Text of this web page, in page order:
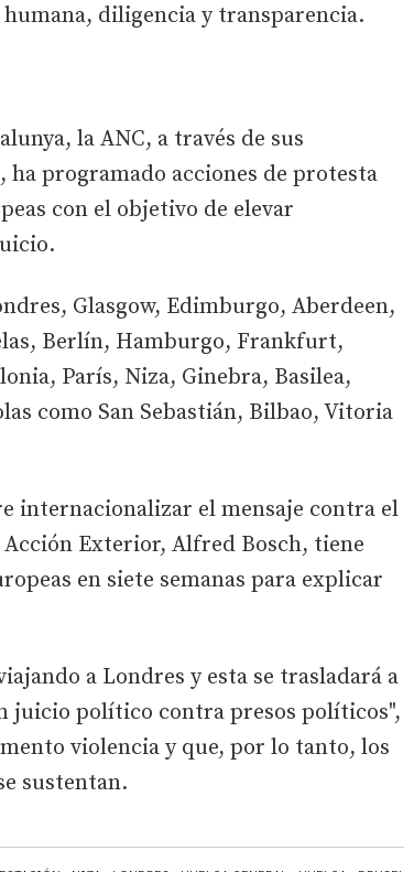
diligencia y transparencia.
la ANC, a través de sus
ha programado acciones de protesta
con el objetivo de elevar
Glasgow, Edimburgo, Aberdeen,
Berlín, Hamburgo, Frankfurt,
París, Niza, Ginebra, Basilea,
como San Sebastián, Bilbao, Vitoria
internacionalizar el mensaje contra el
Exterior, Alfred Bosch, tiene
en siete semanas para explicar
a Londres y esta se trasladará a
juicio político contra presos políticos",
violencia y que, por lo tanto, los
sustentan.